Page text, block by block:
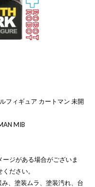
フィギュア カートマン 未開
MIB
ジがある場合がございま
ださい。
、塗装ムラ、塗装汚れ、台